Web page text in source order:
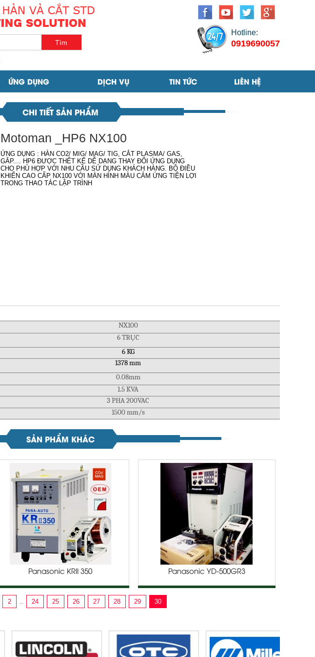
Hotline:
0919690057
ỨNG DỤNG DỊCH VỤ TIN TỨC LIÊN HỆ
CHI TIẾT SẢN PHẨM
Motoman _HP6 NX100
ỨNG DỤNG : HÀN CO2/ MIG/ MAG/ TIG, CẮT PLASMA/ GAS,
GẮP.... HP6 ĐƯỢC THẾT KẾ DỄ DẠNG THAY ĐỔI ỨNG DỤNG
CHO PHÙ HỢP VỚI NHU CẦU SỬ DỤNG KHÁCH HÀNG. BỘ ĐIỀU
KHIỂN CAO CẤP NX100 VỚI MÀN HÌNH MÀU CẢM ỨNG TIỆN LỢI
TRONG THAO TÁC LẬP TRÌNH
NX100
6 TRỤC
6 KG
1378 mm
0.08mm
1.5 KVA
3 PHA 200VAC
1500 mm/s
SẢN PHẨM KHÁC
Panasonic KRII 350 Panasonic YD-500GR3
2 24 25 26 27 28 29 30